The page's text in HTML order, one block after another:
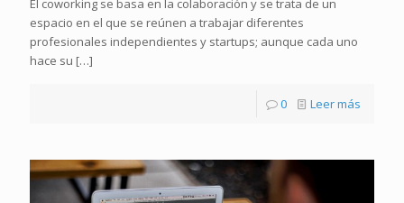
El coworking se basa en la colaboración y se trata de un
espacio en el que se reúnen a trabajar diferentes
profesionales independientes y startups; aunque cada uno
hace su […]
0 Leer más